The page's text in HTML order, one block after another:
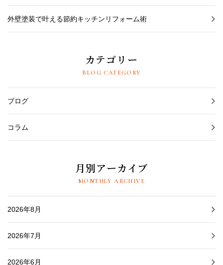
外壁塗装で叶える節約キッチンリフォーム術
カテゴリー
BLOG CATEGORY
ブログ
コラム
月別アーカイブ
MONTHLY ARCHIVE
2026年8月
2026年7月
2026年6月